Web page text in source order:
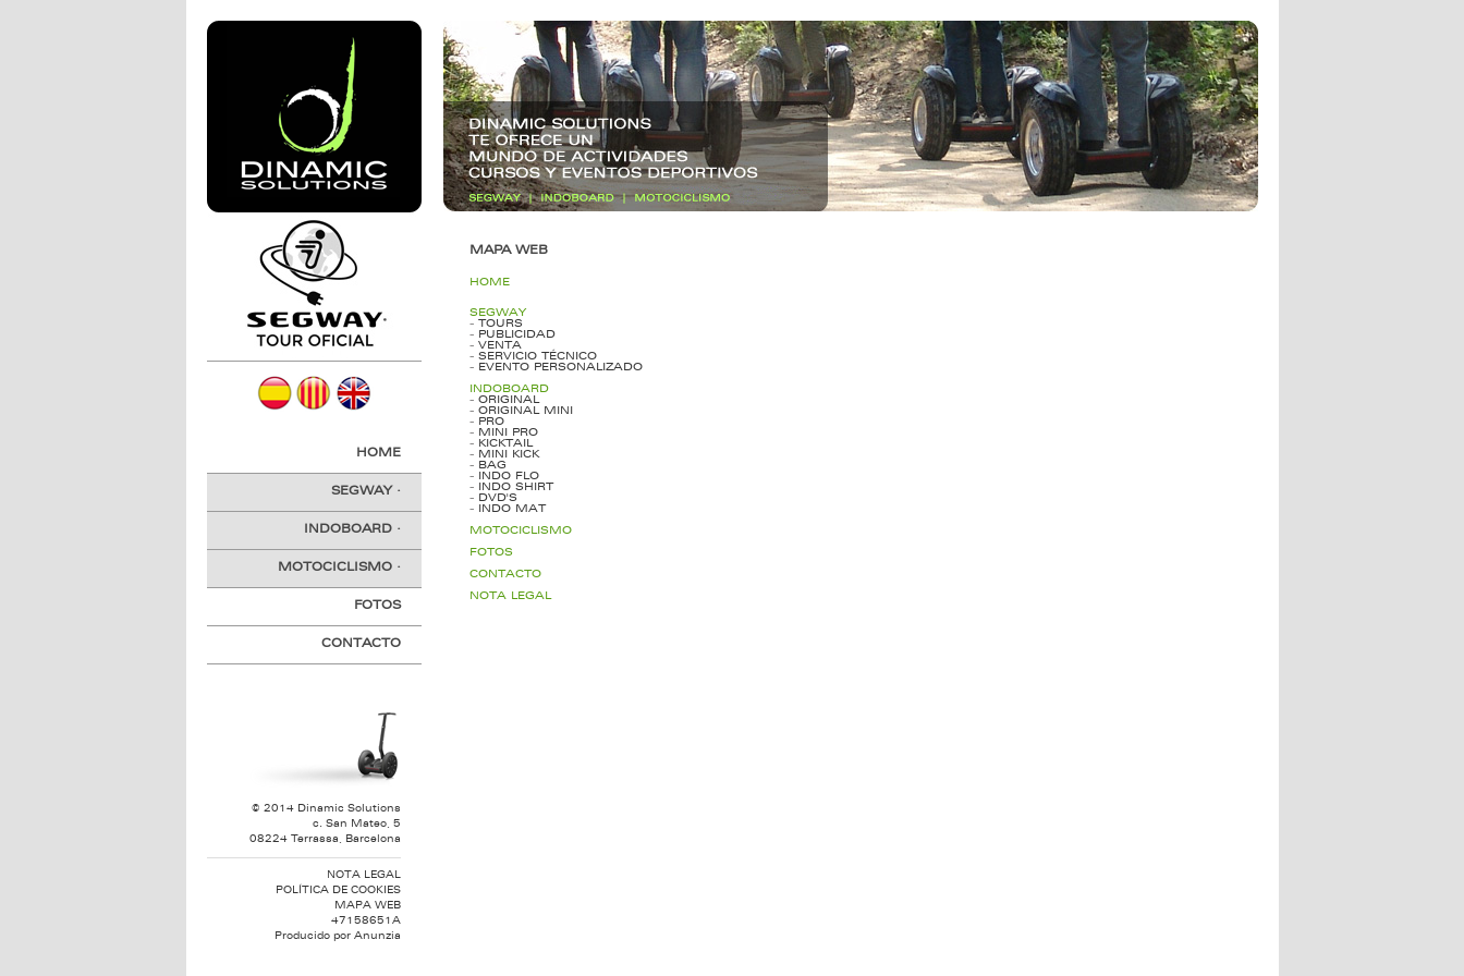
HOME
SEGWAY·
INDOBOARD·
MOTOCICLISMO·
FOTOS
CONTACTO
© 2014 Dinamic Solutions
c. San Mateo, 5
08224 Terrassa, Barcelona
NOTA LEGAL
POLÍTICA DE COOKIES
MAPA WEB
47158651A
Producido por Anunzia
MAPA WEB
HOME
SEGWAY
- TOURS
- PUBLICIDAD
- VENTA
- SERVICIO TÉCNICO
- EVENTO PERSONALIZADO
INDOBOARD
- ORIGINAL
- ORIGINAL MINI
- PRO
- MINI PRO
- KICKTAIL
- MINI KICK
- BAG
-
INDO FLO
-
INDO SHIRT
- DVD'S
-
INDO MAT
MOTOCICLISMO
FOTOS
CONTACTO
NOTA LEGAL